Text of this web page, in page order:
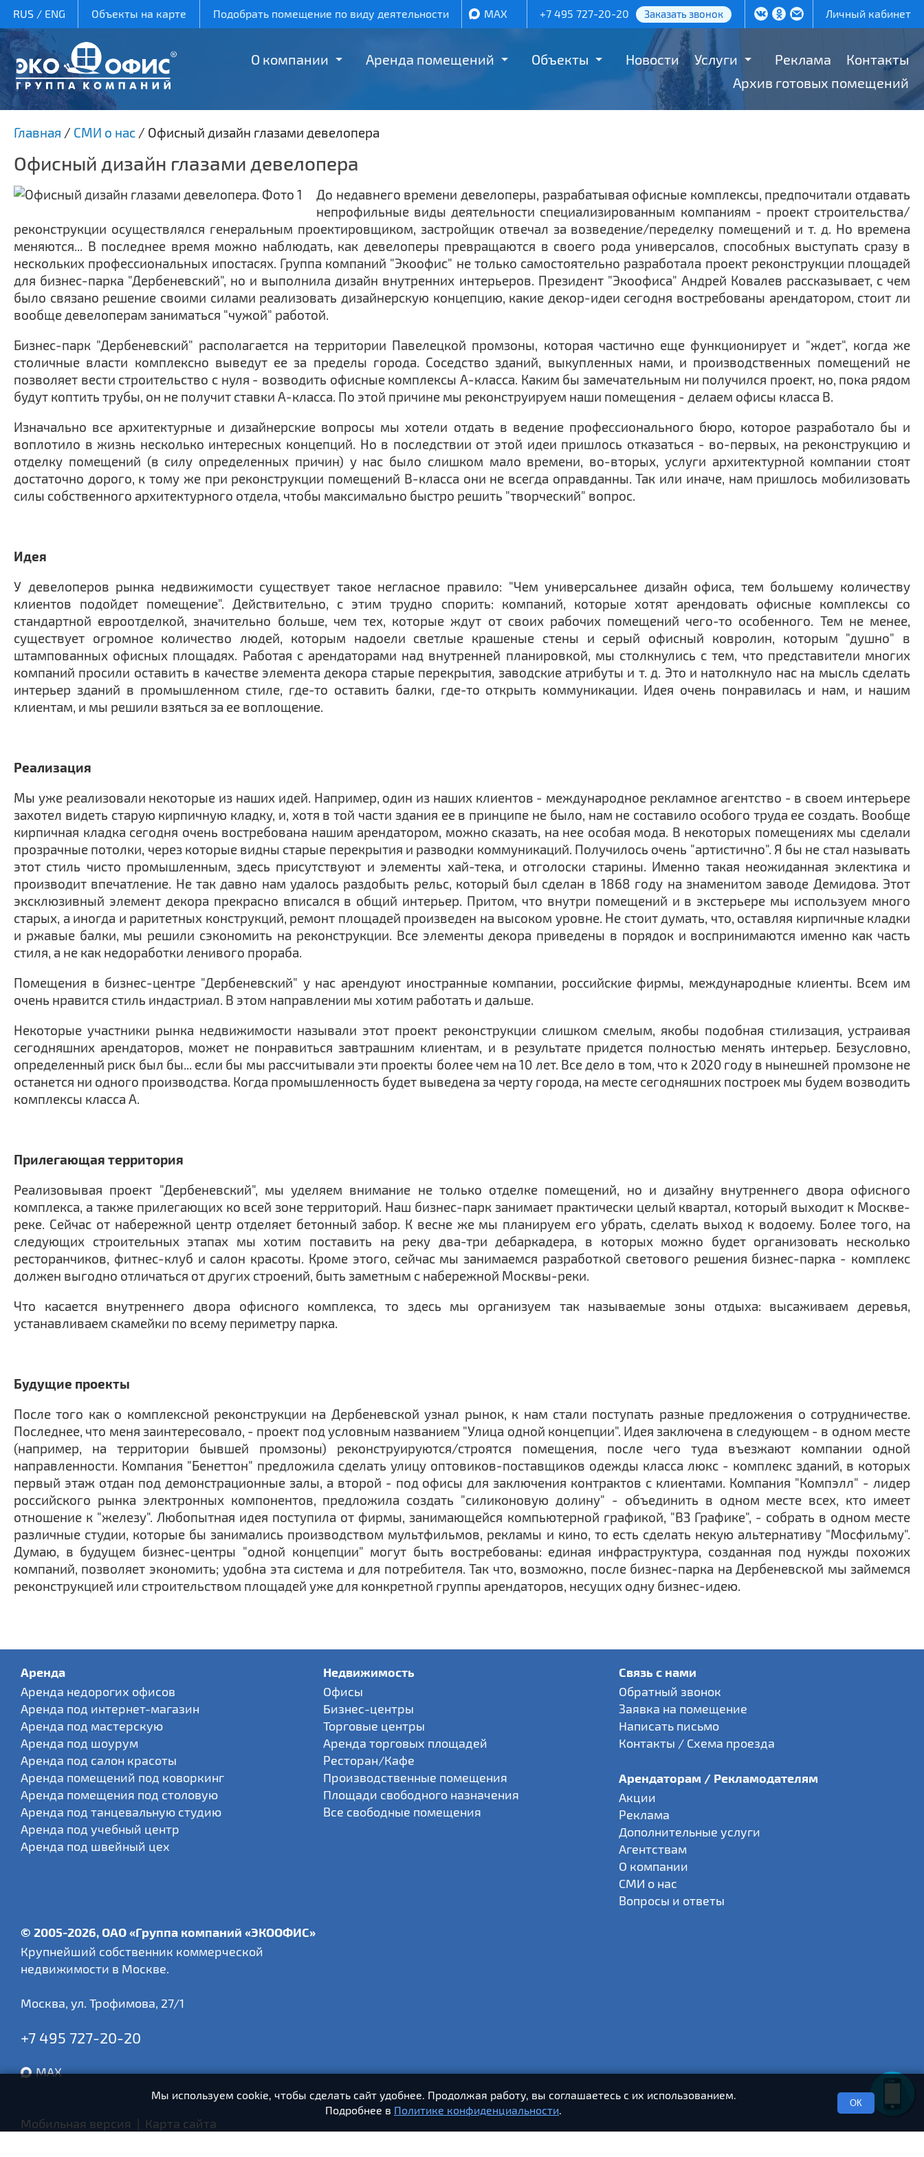
RUS/ ENG Объекты на карте Подобрать помещение по виду деятельности MAX +7 495 727-20-20 Заказать звонок Личный кабинет
О компании Аренда помещений Объекты Новости Услуги Реклама
Контакты
Архив готовых помещений
Главная / СМИ о нас / Офисный дизайн глазами девелопера
Офисный дизайн глазами девелопера
До недавнего времени девелоперы, разрабатывая офисные комплексы, предпочитали отдавать
непрофильные виды деятельности специализированным компаниям - проект строительства/
реконструкции осуществлялся генеральным проектировщиком, застройщик отвечал за возведение/переделку помещений и т. д. Но времена
меняются... В последнее время можно наблюдать, как девелоперы превращаются в своего рода универсалов, способных выступать сразу в
нескольких профессиональных ипостасях. Группа компаний "Экоофис" не только самостоятельно разработала проект реконструкции площадей
для бизнес-парка "Дербеневский", но и выполнила дизайн внутренних интерьеров. Президент "Экоофиса" Андрей Ковалев рассказывает, с чем
было связано решение своими силами реализовать дизайнерскую концепцию, какие декор-идеи сегодня востребованы арендатором, стоит ли
вообще девелоперам заниматься "чужой" работой.
Бизнес-парк "Дербеневский" располагается на территории Павелецкой промзоны, которая частично еще функционирует и "ждет", когда же
столичные власти комплексно выведут ее за пределы города. Соседство зданий, выкупленных нами, и производственных помещений не
позволяет вести строительство с нуля - возводить офисные комплексы А-класса. Каким бы замечательным ни получился проект, но, пока рядом
будут коптить трубы, он не получит ставки А-класса. По этой причине мы реконструируем наши помещения - делаем офисы класса В.
Изначально все архитектурные и дизайнерские вопросы мы хотели отдать в ведение профессионального бюро, которое разработало бы и
воплотило в жизнь несколько интересных концепций. Но в последствии от этой идеи пришлось отказаться - во-первых, на реконструкцию и
отделку помещений (в силу определенных причин) у нас было слишком мало времени, во-вторых, услуги архитектурной компании стоят
достаточно дорого, к тому же при реконструкции помещений В-класса они не всегда оправданны. Так или иначе, нам пришлось мобилизовать
силы собственного архитектурного отдела, чтобы максимально быстро решить "творческий" вопрос.
Идея
У девелоперов рынка недвижимости существует такое негласное правило: "Чем универсальнее дизайн офиса, тем большему количеству
клиентов подойдет помещение". Действительно, с этим трудно спорить: компаний, которые хотят арендовать офисные комплексы со
стандартной евроотделкой, значительно больше, чем тех, которые ждут от своих рабочих помещений чего-то особенного. Тем не менее,
существует огромное количество людей, которым надоели светлые крашеные стены и серый офисный ковролин, которым "душно" в
штампованных офисных площадях. Работая с арендаторами над внутренней планировкой, мы столкнулись с тем, что представители многих
компаний просили оставить в качестве элемента декора старые перекрытия, заводские атрибуты и т. д. Это и натолкнуло нас на мысль сделать
интерьер зданий в промышленном стиле, где-то оставить балки, где-то открыть коммуникации. Идея очень понравилась и нам, и нашим
клиентам, и мы решили взяться за ее воплощение.
Реализация
Мы уже реализовали некоторые из наших идей. Например, один из наших клиентов - международное рекламное агентство - в своем интерьере
захотел видеть старую кирпичную кладку, и, хотя в той части здания ее в принципе не было, нам не составило особого труда ее создать. Вообще
кирпичная кладка сегодня очень востребована нашим арендатором, можно сказать, на нее особая мода. В некоторых помещениях мы сделали
прозрачные потолки, через которые видны старые перекрытия и разводки коммуникаций. Получилось очень "артистично". Я бы не стал называть
этот стиль чисто промышленным, здесь присутствуют и элементы хай-тека, и отголоски старины. Именно такая неожиданная эклектика и
производит впечатление. Не так давно нам удалось раздобыть рельс, который был сделан в 1868 году на знаменитом заводе Демидова. Этот
эксклюзивный элемент декора прекрасно вписался в общий интерьер. Притом, что внутри помещений и в экстерьере мы используем много
старых, а иногда и раритетных конструкций, ремонт площадей произведен на высоком уровне. Не стоит думать, что, оставляя кирпичные кладки
и ржавые балки, мы решили сэкономить на реконструкции. Все элементы декора приведены в порядок и воспринимаются именно как часть
стиля, а не как недоработки ленивого прораба.
Помещения в бизнес-центре "Дербеневский" у нас арендуют иностранные компании, российские фирмы, международные клиенты. Всем им
очень нравится стиль индастриал. В этом направлении мы хотим работать и дальше.
Некоторые участники рынка недвижимости называли этот проект реконструкции слишком смелым, якобы подобная стилизация, устраивая
сегодняшних арендаторов, может не понравиться завтрашним клиентам, и в результате придется полностью менять интерьер. Безусловно,
определенный риск был бы... если бы мы рассчитывали эти проекты более чем на 10 лет. Все дело в том, что к 2020 году в нынешней промзоне не
останется ни одного производства. Когда промышленность будет выведена за черту города, на месте сегодняшних построек мы будем возводить
комплексы класса А.
Прилегающая территория
Реализовывая проект "Дербеневский", мы уделяем внимание не только отделке помещений, но и дизайну внутреннего двора офисного
комплекса, а также прилегающих ко всей зоне территорий. Наш бизнес-парк занимает практически целый квартал, который выходит к Москве-
реке. Сейчас от набережной центр отделяет бетонный забор. К весне же мы планируем его убрать, сделать выход к водоему. Более того, на
следующих строительных этапах мы хотим поставить на реку два-три дебаркадера, в которых можно будет организовать несколько
ресторанчиков, фитнес-клуб и салон красоты. Кроме этого, сейчас мы занимаемся разработкой светового решения бизнес-парка - комплекс
должен выгодно отличаться от других строений, быть заметным с набережной Москвы-реки.
Что касается внутреннего двора офисного комплекса, то здесь мы организуем так называемые зоны отдыха: высаживаем деревья,
устанавливаем скамейки по всему периметру парка.
Будущие проекты
После того как о комплексной реконструкции на Дербеневской узнал рынок, к нам стали поступать разные предложения о сотрудничестве.
Последнее, что меня заинтересовало, - проект под условным названием "Улица одной концепции". Идея заключена в следующем - в одном месте
(например, на территории бывшей промзоны) реконструируются/строятся помещения, после чего туда въезжают компании одной
направленности. Компания "Бенеттон" предложила сделать улицу оптовиков-поставщиков одежды класса люкс - комплекс зданий, в которых
первый этаж отдан под демонстрационные залы, а второй - под офисы для заключения контрактов с клиентами. Компания "Компэлл" - лидер
российского рынка электронных компонентов, предложила создать "силиконовую долину" - объединить в одном месте всех, кто имеет
отношение к "железу". Любопытная идея поступила от фирмы, занимающейся компьютерной графикой, "ВЗ Графике", - собрать в одном месте
различные студии, которые бы занимались производством мультфильмов, рекламы и кино, то есть сделать некую альтернативу "Мосфильму".
Думаю, в будущем бизнес-центры "одной концепции" могут быть востребованы: единая инфраструктура, созданная под нужды похожих
компаний, позволяет экономить; удобна эта система и для потребителя. Так что, возможно, после бизнес-парка на Дербеневской мы займемся
реконструкцией или строительством площадей уже для конкретной группы арендаторов, несущих одну бизнес-идею.
Аренда
Аренда недорогих офисов
Аренда под интернет-магазин
Аренда под мастерскую
Аренда под шоурум
Аренда под салон красоты
Аренда помещений под коворкинг
Аренда помещения под столовую
Аренда под танцевальную студию
Аренда под учебный центр
Аренда под швейный цех
Недвижимость
Офисы
Бизнес-центры
Торговые центры
Аренда торговых площадей
Ресторан/Кафе
Производственные помещения
Площади свободного назначения
Все свободные помещения
Связь с нами
Обратный звонок
Заявка на помещение
Написать письмо
Контакты / Схема проезда
Арендаторам / Рекламодателям
Акции
Реклама
Дополнительные услуги
Агентствам
О компании
СМИ о нас
Вопросы и ответы
© 2005-2026, ОАО «Группа компаний «ЭКООФИС»
Крупнейший собственник коммерческой
недвижимости в Москве.
Москва, ул. Трофимова, 27/1
+7 495 727-20-20
MAX
Мобильная версия | Карта сайта
Мы используем cookie, чтобы сделать сайт удобнее. Продолжая работу, вы соглашаетесь с их использованием.
Подробнее в Политике конфиденциальности.
ОК